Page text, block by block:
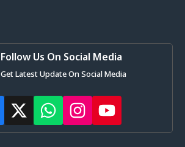
Follow Us On Social Media
Get Latest Update On Social Media